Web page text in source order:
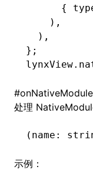
{
    )
,
  )
,
};
lynxView
#
处理
(name :
示例：